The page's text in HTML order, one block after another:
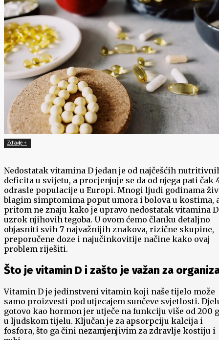
Zdravlje +
Nedostatak vitamina D jedan je od najčešćih
deficita u svijetu, a procjenjuje se da od njega pati čak
odrasle populacije u Europi. Mnogi ljudi godinama
blagim simptomima poput umora i bolova u kostima,
pritom ne znaju kako je upravo nedostatak vitamina D
uzrok njihovih tegoba. U ovom ćemo članku detaljno
objasniti svih 7 najvažnijih znakova, rizične skupine,
preporučene doze i najučinkovitije načine kako ovaj
problem riješiti.
Što je vitamin D i zašto je važan za
Vitamin D je jedinstveni vitamin koji naše tijelo može
samo proizvesti pod utjecajem sunčeve svjetlosti.
gotovo kao hormon jer utječe na funkciju više od 200
u ljudskom tijelu. Ključan je za apsorpciju kalcija i
fosfora, što ga čini nezamjenjivim za zdravlje kostiju i